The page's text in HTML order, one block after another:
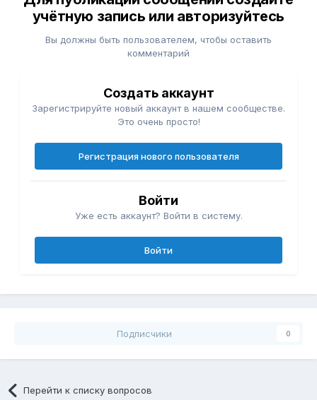
учётную запись или авторизуйтесь
Вы должны быть пользователем, чтобы оставить
комментарий
Создать аккаунт
Зарегистрируйте новый аккаунт в нашем сообществе.
Это очень просто!
Регистрация нового пользователя
Войти
Уже есть аккаунт? Войти в систему.
Войти
Подписчики 0
Перейти к списку вопросов